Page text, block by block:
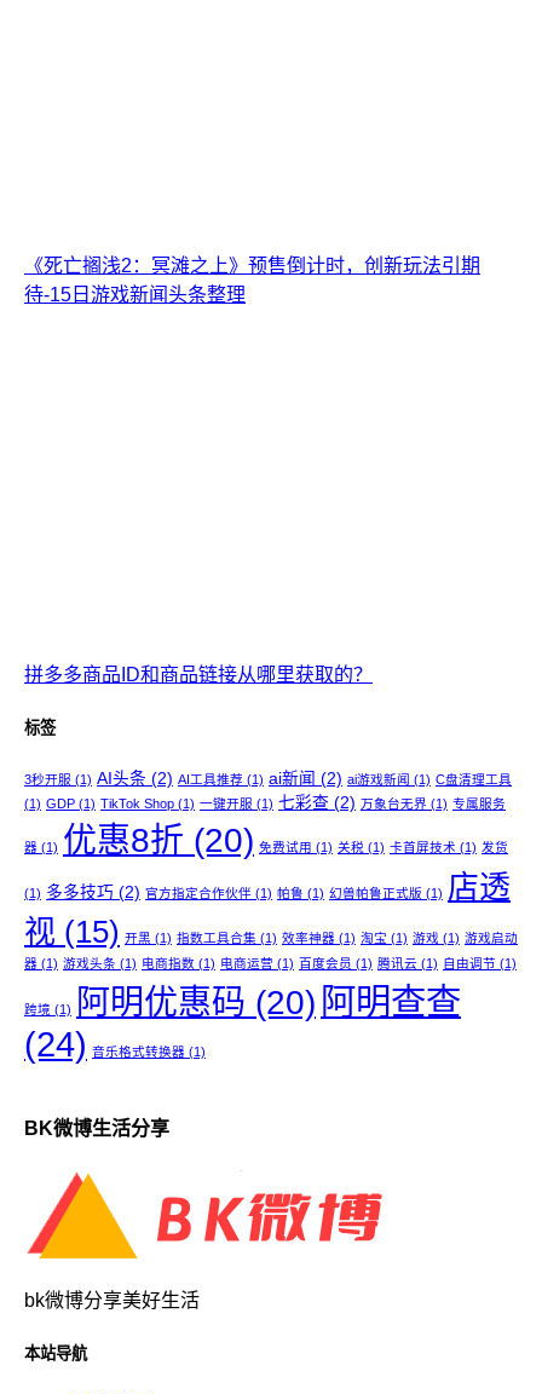
《死亡搁浅2：冥滩之上》预售倒计时，创新玩法引期
待-15日游戏新闻头条整理
拼多多商品ID和商品链接从哪里获取的？
标签
3秒开服 (1) AI头条 (2) AI工具推荐 (1) ai新闻 (2) ai游戏新闻 (1) C盘清理工具
(1) GDP (1) TikTok Shop (1) 一键开服 (1) 七彩查 (2) 万象台无界 (1) 专属服务
器 (1) 优惠8折 (20) 免费试用 (1) 关税 (1) 卡首屏技术 (1) 发货
(1) 多多技巧 (2) 官方指定合作伙伴 (1) 帕鲁 (1) 幻兽帕鲁正式版 (1) 店透
视 (15) 开黑 (1) 指数工具合集 (1) 效率神器 (1) 淘宝 (1) 游戏 (1) 游戏启动
器 (1) 游戏头条 (1) 电商指数 (1) 电商运营 (1) 百度会员 (1) 腾讯云 (1) 自由调节 (1)
跨境 (1) 阿明优惠码 (20) 阿明查查
(24) 音乐格式转换器 (1)
BK微博生活分享
bk微博分享美好生活
本站导航